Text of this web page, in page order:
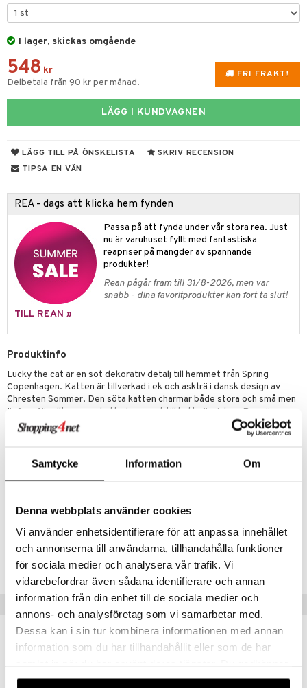
Samtycke Information Om
Denna webbplats använder cookies
Vi använder enhetsidentifierare för att anpassa innehållet
och annonserna till användarna, tillhandahålla funktioner
för sociala medier och analysera vår trafik. Vi
vidarebefordrar även sådana identifierare och annan
information från din enhet till de sociala medier och
annons- och analysföretag som vi samarbetar med.
Dessa kan i sin tur kombinera informationen med annan
information som du har tillhandahållit eller som de har
våra cookies vid fortsatt användande av vår webbplats.
I lager, skickas omgående
FRI FRAKT!
548 kr
Delbetala från 90 kr per månad.
LÄGG I KUNDVAGNEN
LÄGG TILL PÅ ÖNSKELISTA
SKRIV RECENSION
TIPSA EN VÄN
REA - dags att klicka hem fynden
Passa på att fynda under vår stora rea. Just
nu är varuhuset fyllt med fantastiska
reapriser på mängder av spännande
produkter!
Rean pågår fram till 31/8-2026, men var
snabb - dina favoritprodukter kan fort ta slut!
TILL REAN »
Produktinfo
Lucky the cat är en söt dekorativ detalj till hemmet från Spring
Copenhagen. Katten är tillverkad i ek och askträ i dansk design av
Chresten Sommer. Den söta katten charmar både stora och små men
är framför allt en uppskattad present till kattmänniskor. Rengöres
med fuktad trasa och smörjes med bivax emellanåt för finish och
underhåll.
Material: Ek/Askträ
Artikelnr
ICD79-1-XX
Lägsta pris senaste 30 dagarna: 548 kr
Tips till dig
kök
& Cocktailglas
& Avecglas
& Cognacglas
Kastruller
Te & Espresso
& Elvispar
maskiner
och Brynen
& Grönsaksknivar
Muggar
/ Outdoor
Bakformar
& Skålar
& Täcken
& Täcken
& Örngott
svar